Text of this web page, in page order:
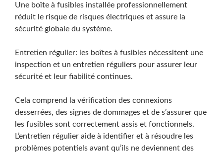
Une boîte à fusibles installée professionnellement
réduit le risque de risques électriques et assure la
sécurité globale du système.
Entretien régulier: les boîtes à fusibles nécessitent une
inspection et un entretien réguliers pour assurer leur
sécurité et leur fiabilité continues.
Cela comprend la vérification des connexions
desserrées, des signes de dommages et de s’assurer que
les fusibles sont correctement assis et fonctionnels.
L’entretien régulier aide à identifier et à résoudre les
problèmes potentiels avant qu’ils ne deviennent des